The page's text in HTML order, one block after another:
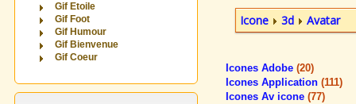
Gif Etoile
Gif Foot
Gif Humour
Gif Bienvenue
Gif Coeur
Icone 3d Avatar
Icones Adobe (20)
Icones Application (111)
Icones Av icone (77)